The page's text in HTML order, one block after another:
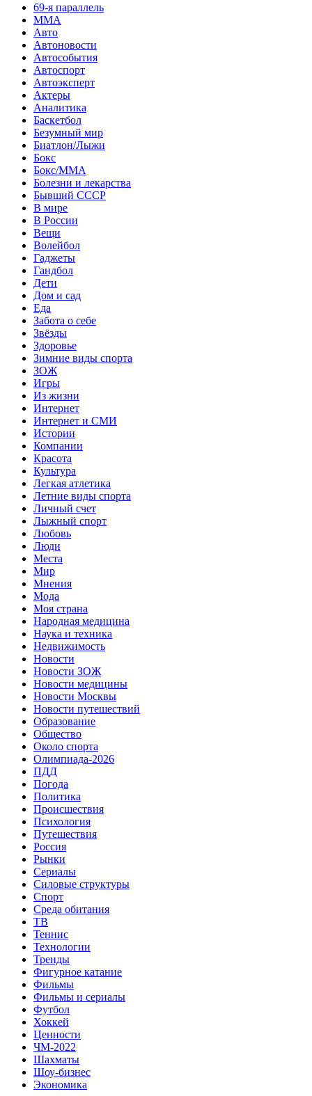
69-я параллель
MMA
Авто
Автоновости
Автособытия
Автоспорт
Автоэксперт
Актеры
Аналитика
Баскетбол
Безумный мир
Биатлон/Лыжи
Бокс
Бокс/MMA
Болезни и лекарства
Бывший СССР
В мире
В России
Вещи
Волейбол
Гаджеты
Гандбол
Дети
Дом и сад
Еда
Забота о себе
Звёзды
Здоровье
Зимние виды спорта
ЗОЖ
Игры
Из жизни
Интернет
Интернет и СМИ
Истории
Компании
Красота
Культура
Легкая атлетика
Летние виды спорта
Личный счет
Лыжный спорт
Любовь
Люди
Места
Мир
Мнения
Мода
Моя страна
Народная медицина
Наука и техника
Недвижимость
Новости
Новости ЗОЖ
Новости медицины
Новости Москвы
Новости путешествий
Образование
Общество
Около спорта
Олимпиада-2026
ПДД
Погода
Политика
Происшествия
Психология
Путешествия
Россия
Рынки
Сериалы
Силовые структуры
Спорт
Среда обитания
ТВ
Теннис
Технологии
Тренды
Фигурное катание
Фильмы
Фильмы и сериалы
Футбол
Хоккей
Ценности
ЧМ-2022
Шахматы
Шоу-бизнес
Экономика